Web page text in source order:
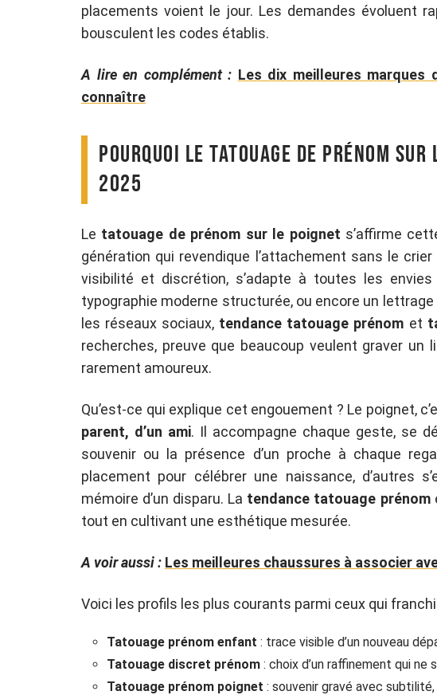
placements voient le jour. Les demandes évoluent
bousculent les codes établis.
A lire en complément : Les dix meilleures
connaître
Pourquoi le tatouage de prénom
2025
Le tatouage de prénom sur le poignet s’affirme
génération qui revendique l’attachement sans le
visibilité et discrétion, s’adapte à toutes les
typographie moderne structurée, ou encore un
les réseaux sociaux, tendance tatouage prénom et
recherches, preuve que beaucoup veulent graver
rarement amoureux.
Qu’est-ce qui explique cet engouement ? Le poignet,
parent, d’un ami. Il accompagne chaque geste, se
souvenir ou la présence d’un proche à chaque
placement pour célébrer une naissance, d’autres
mémoire d’un disparu. La tendance tatouage prénom
tout en cultivant une esthétique mesurée.
A voir aussi : Les meilleures chaussures à associer
Voici les profils les plus courants parmi ceux qui
Tatouage prénom enfant : trace visible d’un nouveau
Tatouage discret prénom : choix d’un raffinement qui ne
Tatouage prénom poignet : souvenir gravé avec